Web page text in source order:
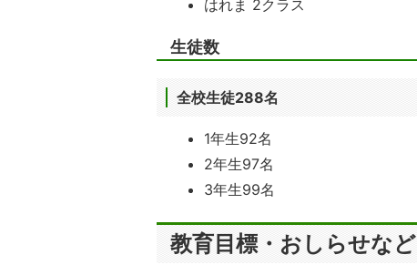
はれま 2クラス
生徒数
全校生徒288名
1年生92名
2年生97名
3年生99名
教育目標・おしらせなど